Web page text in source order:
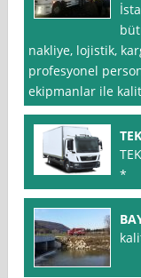
nakliye, lojistik,
profesyonel
ekipmanlar ile
*